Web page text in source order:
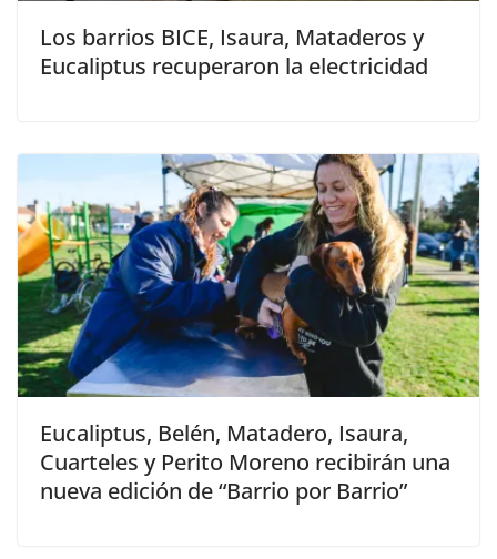
Los barrios BICE, Isaura, Mataderos y
Eucaliptus recuperaron la electricidad
Eucaliptus, Belén, Matadero, Isaura,
Cuarteles y Perito Moreno recibirán una
nueva edición de “Barrio por Barrio”